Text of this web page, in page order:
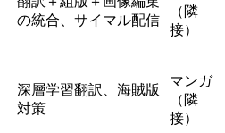
の統合、サイマル配信
（隣
接）
深層学習翻訳、海賊版
対策
マンガ
（隣
接）